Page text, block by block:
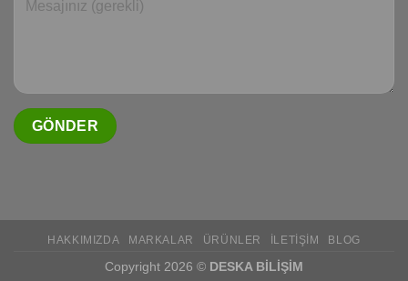
HAKKIMIZDA MARKALAR ÜRÜNLER İLETIŞIM BLOG
Copyright 2026 © DESKA BİLİŞİM